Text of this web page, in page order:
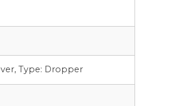
Type: Dropper